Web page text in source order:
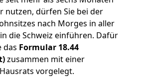
nutzen, dürfen Sie bei der
nach Morges in aller
die Schweiz einführen. Dafür
das Formular 18.44
zusammen mit einer
vorgelegt.